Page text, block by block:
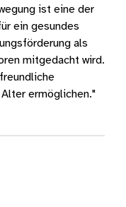
ist eine der
ein gesundes
als
mitgedacht wird.
ermöglichen."